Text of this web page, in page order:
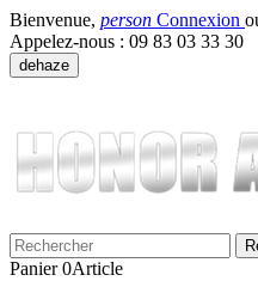
Bienvenue, person Connexion
Appelez-nous : 09 83 03 33 30
dehaze
Panier 0Article